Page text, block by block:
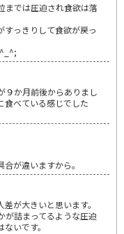
までは圧迫され食欲は落
すっきりして食欲が戻っ
９か月前後からありまし
食べている感じでした
が違いますから。
が大きいと思います。
が詰まってるような圧迫
いです。